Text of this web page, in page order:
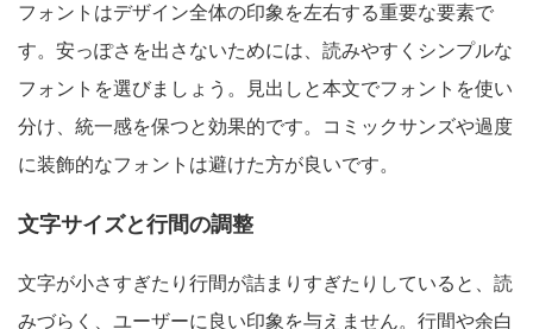
フォントはデザイン全体の印象を左右する重要な要素で
す。安っぽさを出さないためには、読みやすくシンプルな
フォントを選びましょう。見出しと本文でフォントを使い
分け、統一感を保つと効果的です。コミックサンズや過度
に装飾的なフォントは避けた方が良いです。
文字サイズと行間の調整
文字が小さすぎたり行間が詰まりすぎたりしていると、読
みづらく、ユーザーに良い印象を与えません。行間や余白